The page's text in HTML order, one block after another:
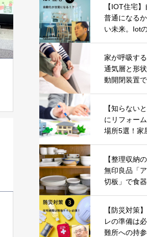
【IOT住宅
普通になる
い未来。Iot
家が呼吸す
通気層と形
動開閉装置で
【知らない
にリフォー
場所5選！家
マイホーム】
【整理収納
無印良品「
切板」で食器
【防災対策
レの準備は
難所への持参